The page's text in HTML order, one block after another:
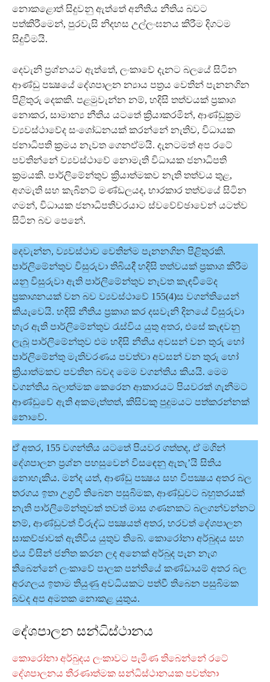
නොකළොත් සිදුවනු ඇත්තේ අනීතිය නීතිය බවට
පත්කිරීමෙන්, පුරවැසි නිදහස උල්ලංඝනය කිරීම දිගටම
සිදුවීමයි.
දෙවැනි ප්‍රශ්නයට ඇත්තේ, ලංකාවේ දැනට බලයේ සිටින
ආණ්ඩු පක්‍ෂයේ දේශපාලන න්‍යාය පත්‍රය වෙතින් පැනනගින
පිළිතුරු දෙකකි. පළමුවැන්න නම්, හදිසි තත්වයක් ප්‍රකාශ
නොකර, සාමාන්‍ය නීතිය යටතේ ක්‍රියාකරමින්, ආණ්ඩුක්‍රම
ව්‍යවස්ථාවේද සංශෝධනයක් කරන්නේ නැතිව, විධායක
ජනාධිපති ක්‍රමය නැවත ගෙනඒමයි. දැනටමත් අප රටේ
පවතින්නේ ව්‍යවස්ථාවේ නොමැති විධායක ජනාධිපති
ක්‍රමයකි. පාර්ලිමේන්තුව ක්‍රියාත්මකව නැති තත්වය තුළ,
අගමැති සහ කැබිනට් මණ්ඩලයද, භාරකාර තත්වයේ සිටින
ගමන්, විධායක ජනාධිපතිවරයාට ස්වවේච්ඡාවෙන් යටත්ව
සිටින බව පෙනේ.
දෙවැන්න, ව්‍යවස්ථාව වෙතින්ම පැනනගින පිළිතුරකි.
පාර්ලිමේන්තුව විසුරුවා තිබියදී හදිසි තත්වයක් ප්‍රකාශ කිරීම
යනු විසුරුවා ඇති පාර්ලිමේන්තුව නැවත කැඳවීමේද
ප්‍රකාශනයක් වන බව ව්‍යවස්ථාවේ 155(4)ස වගන්තියෙන්
කියැවෙයි. හදිසි නීතිය ප්‍රකාශ කර දසවැනි දිනයේ විසුරුවා
හැර ඇති පාර්ලිමේන්තුව රැස්විය යුතු අතර, එසේ කැඳවනු
ලැබූ පාර්ලිමේන්තුව එම හදිසි නීතිය අවසන් වන තුරු හෝ
පාර්ලිමේන්තු මැතිවරණය පවත්වා අවසන් වන තුරු හෝ
ක්‍රියාත්මකව පවතින බවද මෙම වගන්තිය කියයි. මෙම
වගන්තිය බලාත්මක කෙරෙන ආකාරයට පියවරක් ගැනීමට
ආණ්ඩුවේ ඇති අකමැත්තත්, කිසිවකු පුදුමයට පත්කරන්නක්
නොවේ.
ඒ අතර, 155 වගන්තිය යටතේ පියවර ගත්තද, ඒ මගින්
දේශපාලන ප්‍රශ්න පහසුවෙන් විසඳෙනු ඇතැ’යි සිතිය
නොහැකිය. මන්ද යත්, ආණ්ඩු පක්‍ෂය සහ විපක්‍ෂය අතර බල
තරගය ඉතා උග්‍රවී තිබෙන පසුබිමක, ආණ්ඩුවට බහුතරයක්
නැති පාර්ලිමේන්තුවක් තවත් මාස ගණනකට බලගන්වන්නට
නම්, ආණ්ඩුවත් විරුද්ධ පක්‍ෂයත් අතර, හරවත් දේශපාලන
සාකච්ඡාවක් ඇතිවිය යුතුව තිබේ. කොරෝනා අර්බුදය සහ
එය විසින් ජනිත කරන ලද අනෙක් අර්බුද පැන නැග
තිබෙන්නේ ලංකාවේ පාලක පන්තියේ කණ්ඩායම් අතර බල
අරගලය ඉතාම තියුණු අවධියකට පත්වී තිබෙන පසුබිමක
බවද අප අමතක නොකළ යුතුය.
දේශපාලන සන්ධිස්ථානය
කොරෝනා අර්බුදය ලංකාවට පැමිණ තිබෙන්නේ රටේ
දේශපාලනය තීරණාත්මක සන්ධිස්ථානයක පවත්නා